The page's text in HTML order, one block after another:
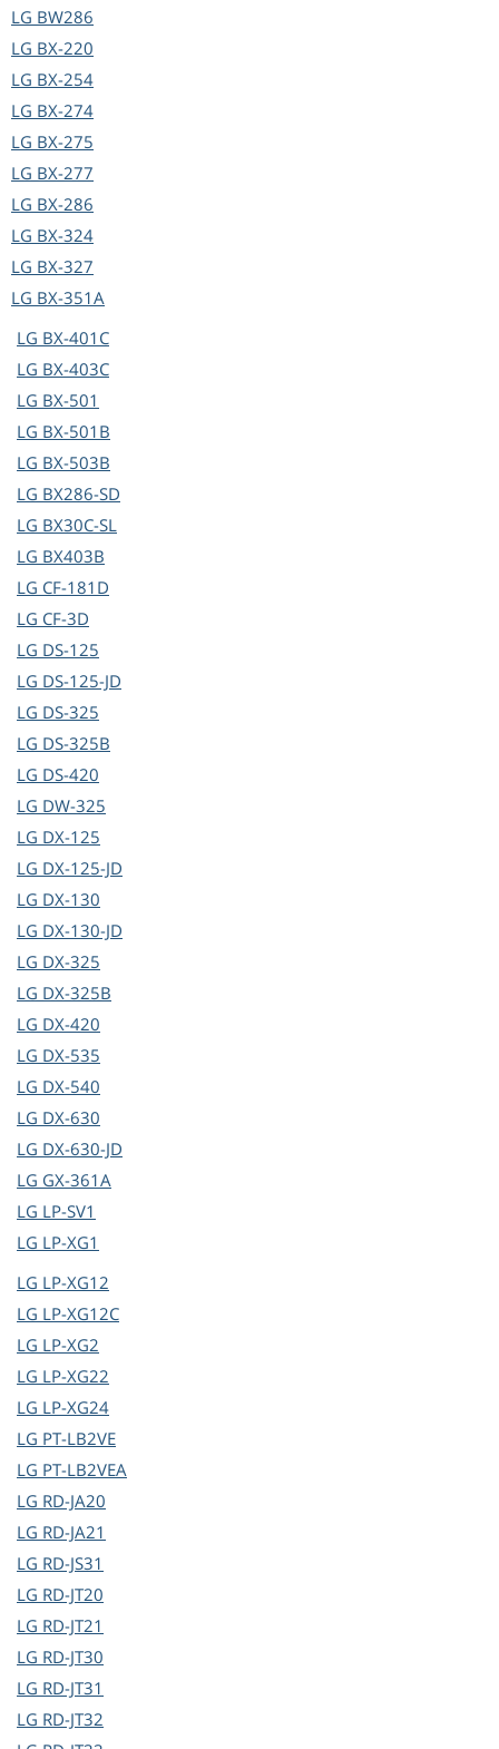
LG BW286
LG BX-220
LG BX-254
LG BX-274
LG BX-275
LG BX-277
LG BX-286
LG BX-324
LG BX-327
LG BX-351A
LG BX-401C
LG BX-403C
LG BX-501
LG BX-501B
LG BX-503B
LG BX286-SD
LG BX30C-SL
LG BX403B
LG CF-181D
LG CF-3D
LG DS-125
LG DS-125-JD
LG DS-325
LG DS-325B
LG DS-420
LG DW-325
LG DX-125
LG DX-125-JD
LG DX-130
LG DX-130-JD
LG DX-325
LG DX-325B
LG DX-420
LG DX-535
LG DX-540
LG DX-630
LG DX-630-JD
LG GX-361A
LG LP-SV1
LG LP-XG1
LG LP-XG12
LG LP-XG12C
LG LP-XG2
LG LP-XG22
LG LP-XG24
LG PT-LB2VE
LG PT-LB2VEA
LG RD-JA20
LG RD-JA21
LG RD-JS31
LG RD-JT20
LG RD-JT21
LG RD-JT30
LG RD-JT31
LG RD-JT32